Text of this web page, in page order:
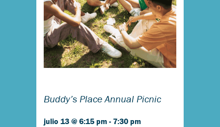
Buddy’s Place Annual Picnic
julio 13 @ 6:15 pm - 7:30 pm